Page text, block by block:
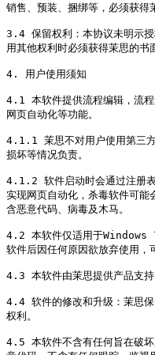
销售、预装、捆绑等，必须获得
3.4 保留权利：本协议未明示授
用其他权利时必须获得茉思的书
4. 用户使用须知
4.1 本软件提供流程编辑，流程
网页自动化等功能。
4.1.1 茉思不对用户使用第三方
损坏等情况负责。
4.1.2 软件启动时会通过注
实现网页自动化，杀毒软件可能
含恶意代码、病毒及木马。
4.2 本软件仅适用于Windows
软件后因任何原因欲放弃使用，
4.3 本软件由茉思提供产品支持
4.4 软件的修改和升级：茉思保
权利。
4.5 本软件不含有任何旨在破坏